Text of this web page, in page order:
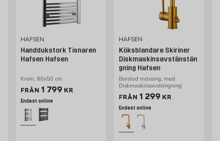
HAFSEN
Handdukstork Tisnaren
Hafsen Hafsen
Krom, 80x50 cm
FRÅN Pris 1799 kr
1 799 KR
Endast online
HAFSEN
Köksblandare Skiriner
Diskmaskinsavstänstän
gning Hafsen
Borstad mässing, med
Diskmaskinsavstängning
FRÅN Pris 1299 kr
1 299 KR
Endast online